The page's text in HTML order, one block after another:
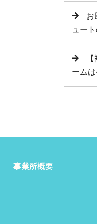
お
ュー
ームは
事業所概要